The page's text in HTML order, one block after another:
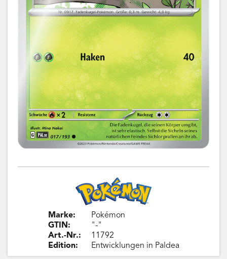
Marke:
GTIN:
Art.-Nr.:
Edition:
Pokémon
"-"
11792
Entwicklungen in Paldea